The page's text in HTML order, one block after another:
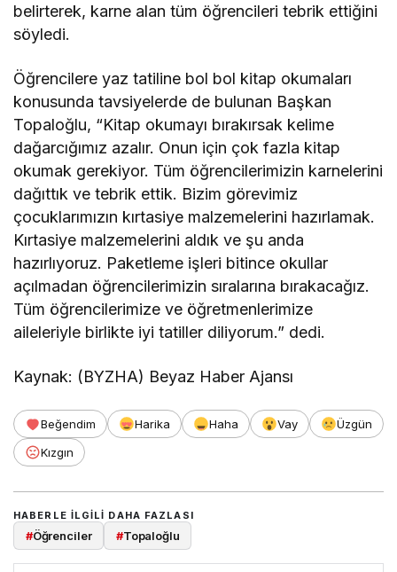
belirterek, karne alan tüm öğrencileri tebrik ettiğini
söyledi.
Öğrencilere yaz tatiline bol bol kitap okumaları
konusunda tavsiyelerde de bulunan Başkan
Topaloğlu, “Kitap okumayı bırakırsak kelime
dağarcığımız azalır. Onun için çok fazla kitap
okumak gerekiyor. Tüm öğrencilerimizin karnelerini
dağıttık ve tebrik ettik. Bizim görevimiz
çocuklarımızın kırtasiye malzemelerini hazırlamak.
Kırtasiye malzemelerini aldık ve şu anda
hazırlıyoruz. Paketleme işleri bitince okullar
açılmadan öğrencilerimizin sıralarına bırakacağız.
Tüm öğrencilerimize ve öğretmenlerimize
aileleriyle birlikte iyi tatiller diliyorum.” dedi.
Kaynak: (BYZHA) Beyaz Haber Ajansı
Beğendim Harika Haha Vay
Üzgün
Kızgın
HABERLE ILGILI DAHA FAZLASI
#Öğrenciler #Topaloğlu